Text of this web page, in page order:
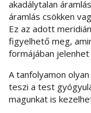
akadálytalan
áramlás csökken
Ez az adott
figyelhető meg,
formájában jelenhet
A tanfolyamon
teszi a test
magunkat is